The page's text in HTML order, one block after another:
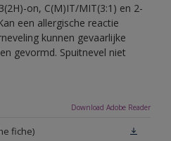
on, C(M)IT/MIT(3:1) en 2-
een allergische reactie
kunnen gevaarlijke
gevormd. Spuitnevel niet
Download Adobe Reader
fiche)